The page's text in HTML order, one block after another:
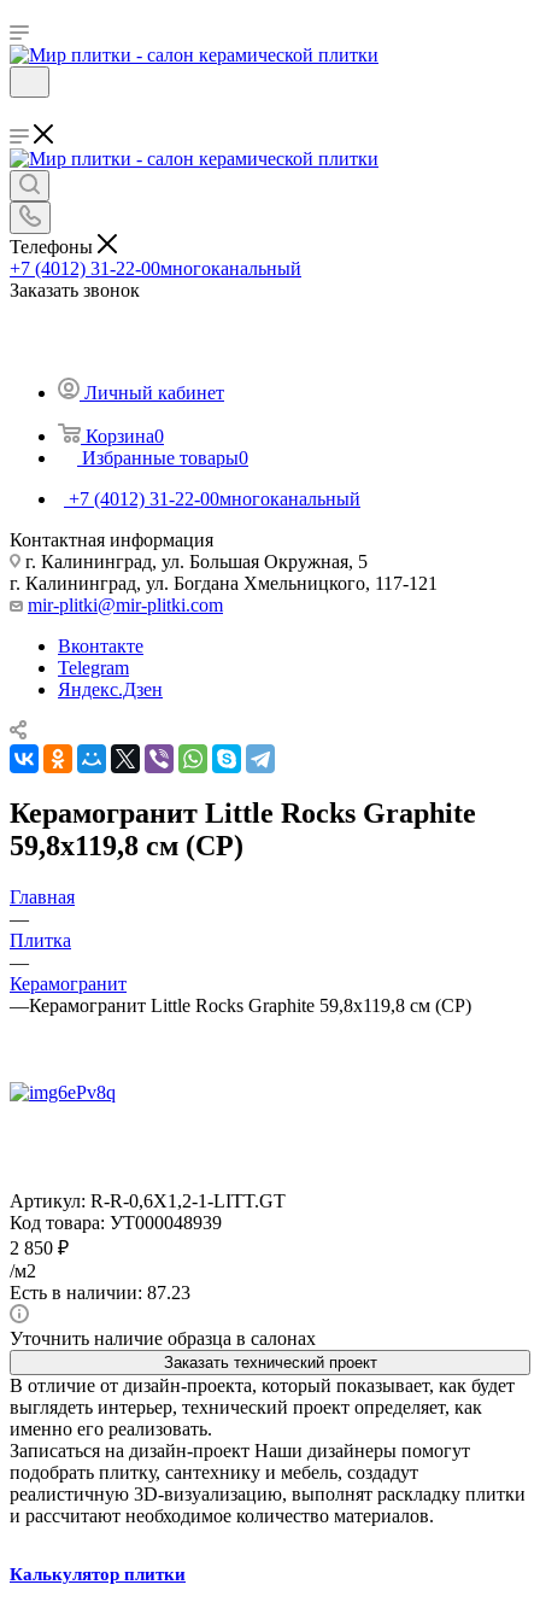
Телефоны
+7 (4012) 31-22-00многоканальный
Заказать звонок
Личный кабинет
Корзина0
Избранные товары0
+7 (4012) 31-22-00многоканальный
Контактная информация
г. Калининград, ул. Большая Окружная, 5
г. Калининград, ул. Богдана Хмельницкого, 117-121
mir-plitki@mir-plitki.com
Вконтакте
Telegram
Яндекс.Дзен
Керамогранит Little Rocks Graphite
59,8х119,8 см (CP)
Главная
—
Плитка
—
Керамогранит
—Керамогранит Little Rocks Graphite 59,8х119,8 см (CP)
Артикул: R-R-0,6X1,2-1-LITT.GT
Код товара: УТ000048939
2 850 ₽
/м2
Есть в наличии: 87.23
Уточнить наличие образца в салонах
Заказать технический проект
В отличие от дизайн-проекта, который показывает, как будет
выглядеть интерьер, технический проект определяет, как
именно его реализовать.
Записаться на дизайн-проект Наши дизайнеры помогут
подобрать плитку, сантехнику и мебель, создадут
реалистичную 3D-визуализацию, выполнят раскладку плитки
и рассчитают необходимое количество материалов.
Калькулятор плитки